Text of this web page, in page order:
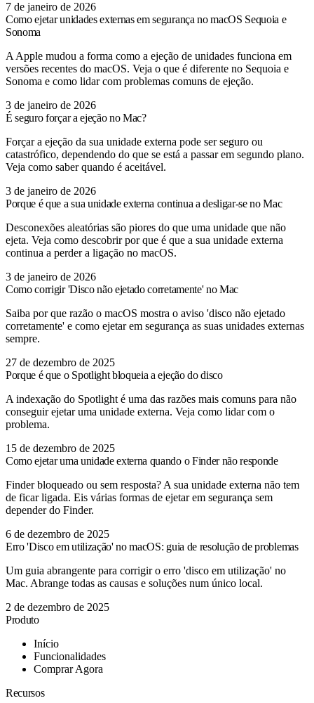
7 de janeiro de 2026
Como ejetar unidades externas em segurança no macOS Sequoia e
Sonoma
A Apple mudou a forma como a ejeção de unidades funciona em
versões recentes do macOS. Veja o que é diferente no Sequoia e
Sonoma e como lidar com problemas comuns de ejeção.
3 de janeiro de 2026
É seguro forçar a ejeção no Mac?
Forçar a ejeção da sua unidade externa pode ser seguro ou
catastrófico, dependendo do que se está a passar em segundo plano.
Veja como saber quando é aceitável.
3 de janeiro de 2026
Porque é que a sua unidade externa continua a desligar-se no Mac
Desconexões aleatórias são piores do que uma unidade que não
ejeta. Veja como descobrir por que é que a sua unidade externa
continua a perder a ligação no macOS.
3 de janeiro de 2026
Como corrigir 'Disco não ejetado corretamente' no Mac
Saiba por que razão o macOS mostra o aviso 'disco não ejetado
corretamente' e como ejetar em segurança as suas unidades externas
sempre.
27 de dezembro de 2025
Porque é que o Spotlight bloqueia a ejeção do disco
A indexação do Spotlight é uma das razões mais comuns para não
conseguir ejetar uma unidade externa. Veja como lidar com o
problema.
15 de dezembro de 2025
Como ejetar uma unidade externa quando o Finder não responde
Finder bloqueado ou sem resposta? A sua unidade externa não tem
de ficar ligada. Eis várias formas de ejetar em segurança sem
depender do Finder.
6 de dezembro de 2025
Erro 'Disco em utilização' no macOS: guia de resolução de problemas
Um guia abrangente para corrigir o erro 'disco em utilização' no
Mac. Abrange todas as causas e soluções num único local.
2 de dezembro de 2025
Produto
Início
Funcionalidades
Comprar Agora
Recursos